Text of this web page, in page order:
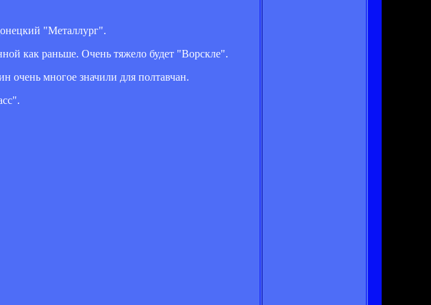
"Металлург".
как раньше. Очень тяжело будет "Ворскле".
очень многое значили для полтавчан.